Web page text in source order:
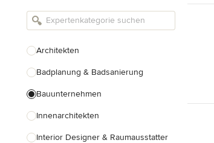
Architekten
Badplanung & Badsanierung
Bauunternehmen
Innenarchitekten
Interior Designer & Raumausstatter